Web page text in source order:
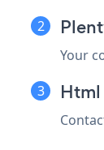
Your
Html